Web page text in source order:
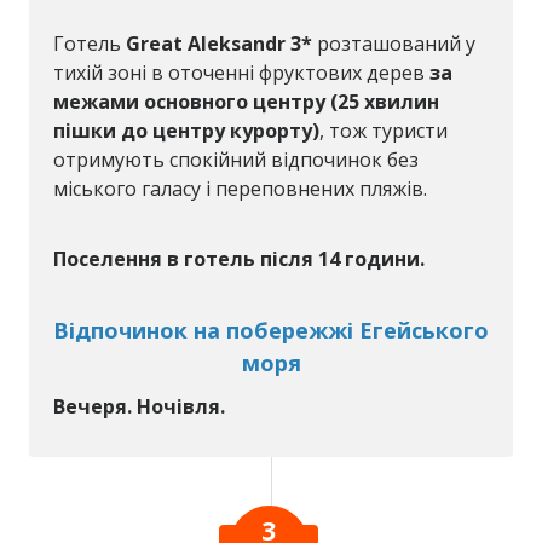
Готель Great Aleksandr 3* розташований у
тихій зоні в оточенні фруктових дерев за
межами основного центру (25 хвилин
пішки до центру курорту), тож туристи
отримують спокійний відпочинок без
міського галасу і переповнених пляжів.
Поселення в готель після 14 години.
Відпочинок на побережжі Егейського
моря
Вечеря. Ночівля.
3